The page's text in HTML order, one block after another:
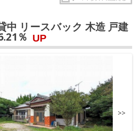
中 リースバック 木造 戸建
％ UP
>>